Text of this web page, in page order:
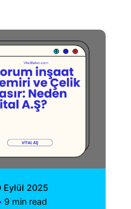
Posted by
Webmaster
Eylül 2025
9 min read